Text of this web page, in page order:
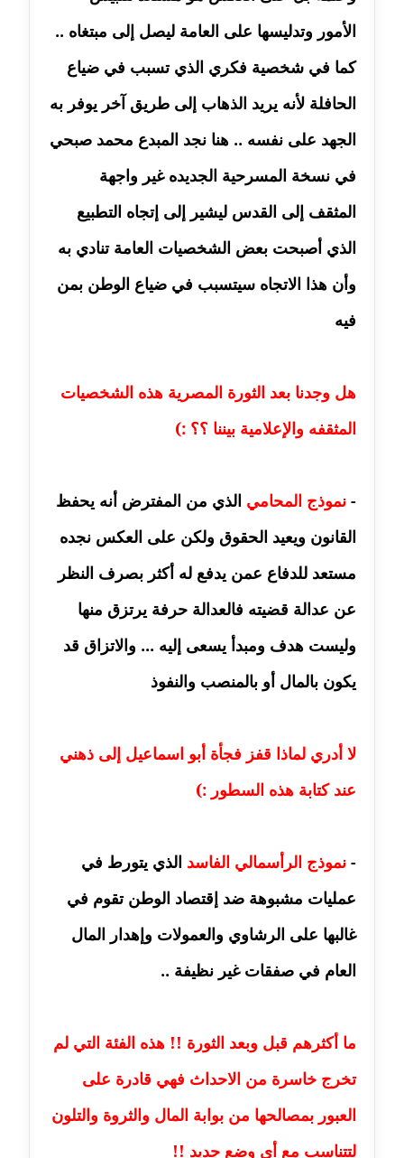
مدونة ايمان عبد الحليم
عاملة
مدونة ايمان عماد
عاملة
مدونة ايمان قادري
مدونة ايمن موسي
مدونة إيناس عراقي
عاملة
مدونة آيه ابو زهرة
عاملة
مدونة آيه الغمري
عاملة
مدونة آية عبد العزيز
عاملة
مدونة ايهاب همام
مدونة تامر زيدان
عاملة
مدونة تسنيم فضالي
عاملة
عاملة
مدونة جاد كريم
مدونة جلال الخطيب
مدونة جهاد عبد الحميد
الأمور وتدليسها على العامة ليصل إلى مبتغاه ..
كما في شخصية فكري الذي تسبب في ضياع
الحافلة لأنه يريد الذهاب إلى طريق آخر يوفر به
الجهد على نفسه .. هنا نجد المبدع محمد صبحي
في نسخة المسرحية الجديده غير واجهة
المثقف إلى القدس ليشير إلى إتجاه التطبيع
الذي أصبحت بعض الشخصيات العامة تنادي به
وأن هذا الاتجاه سيتسبب في ضياع الوطن بمن
فيه
هل وجدنا بعد الثورة المصرية هذه الشخصيات
المثقفه والإعلامية بيننا ؟؟ :)
- نموذج المحامي الذي من المفترض أنه يحفظ
القانون ويعيد الحقوق ولكن على العكس نجده
مستعد للدفاع عمن يدفع له أكثر بصرف النظر
عن عدالة قضيته فالعدالة حرفة يرتزق منها
وليست هدف ومبدأ يسعى إليه ... والاتزاق قد
يكون بالمال أو بالمنصب والنفوذ
لا أدري لماذا قفز فجأة أبو اسماعيل إلى ذهني
عند كتابة هذه السطور :)
- نموذج الرأسمالي الفاسد الذي يتورط في
عمليات مشبوهة ضد إقتصاد الوطن تقوم في
غالبها على الرشاوي والعمولات وإهدار المال
العام في صفقات غير نظيفة ..
ما أكثرهم قبل وبعد الثورة !! هذه الفئة التي لم
تخرج خاسرة من الاحداث فهي قادرة على
العبور بمصالحها من بوابة المال والثروة والتلون
لتتناسب مع أي وضع جديد !!